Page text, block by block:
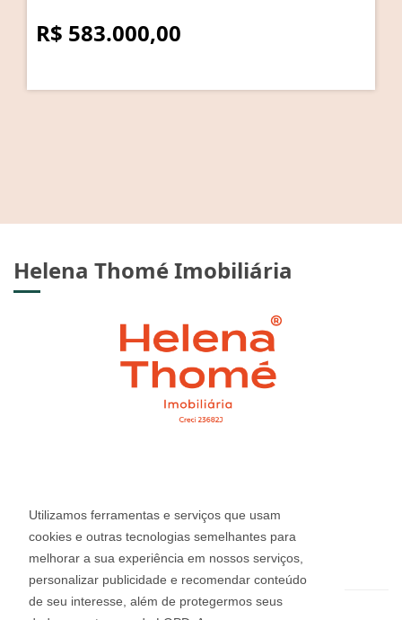
Utilizamos ferramentas e serviços que usam
cookies e outras tecnologias semelhantes para
melhorar a sua experiência em nossos serviços,
personalizar publicidade e recomendar conteúdo
de seu interesse, além de protegermos seus
R$ 583.000,00
Helena Thomé Imobiliária
Informações de Contato
(54) 3412-2220